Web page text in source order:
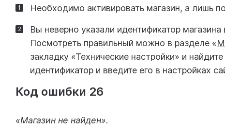
Необходимо активировать магазин, а лишь
Вы неверно указали идентификатор магазина
Посмотреть правильный можно в разделе «
закладку «Технические настройки» и
идентификатор и введите его в настройках
Код ошибки 26
«Магазин не найден».